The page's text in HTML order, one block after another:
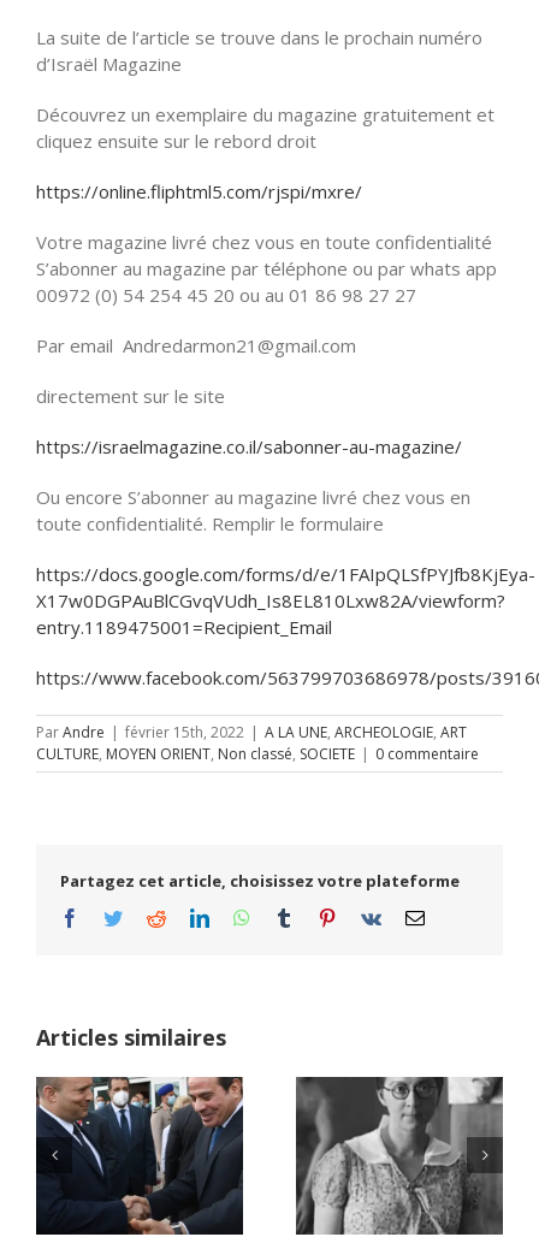
La suite de l’article se trouve dans le prochain numéro
d’Israël Magazine
Découvrez un exemplaire du magazine gratuitement et
cliquez ensuite sur le rebord droit
https://online.fliphtml5.com/rjspi/mxre/
Votre magazine livré chez vous en toute confidentialité
S’abonner au magazine par téléphone ou par whats app
00972 (0) 54 254 45 20 ou au 01 86 98 27 27
Par email Andredarmon21@gmail.com
directement sur le site
https://israelmagazine.co.il/sabonner-au-magazine/
Ou encore S’abonner au magazine livré chez vous en
toute confidentialité. Remplir le formulaire
https://docs.google.com/forms/d/e/1FAIpQLSfPYJfb8KjEya-
X17w0DGPAuBlCGvqVUdh_Is8EL810Lxw82A/viewform?
entry.1189475001=Recipient_Email
https://www.facebook.com/563799703686978/posts/
ParAndre | février 15th, 2022 | A LA UNE, ARCHEOLOGIE, ART
CULTURE, MOYEN ORIENT, Non classé, SOCIETE | 0 commentaire
Partagez cet article, choisissez votre plateforme
Facebook
TwitterRedditLinkedInWhatsApp
Tumblr Pinterest
Vk Email
Articles similaires
ROSE VALLAND,
HEROÏNE DE LA
RESISTANCE
FRANÇAISE
Netflix Field of
Dreams (1989)